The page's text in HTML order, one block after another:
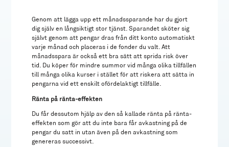
Genom att lägga upp ett månadssparande har du gjort
dig själv en långsiktigt stor tjänst. Sparandet sköter sig
självt genom att pengar dras från ditt konto automatiskt
varje månad och placeras i de fonder du valt. Att
månadsspara är också ett bra sätt att sprida risk över
tid. Du köper för mindre summor vid många olika tillfällen
till många olika kurser i stället för att riskera att sätta in
pengarna vid ett enskilt ofördelaktigt tillfälle.
Ränta på ränta-effekten
Du får dessutom hjälp av den så kallade ränta på ränta-
effekten som gör att du inte bara får avkastning på de
pengar du satt in utan även på den avkastning som
genereras successivt.